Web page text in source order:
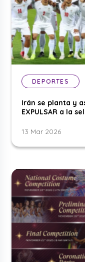
DEPORTES
Irán se planta y
EXPULSAR a la
13 Mar 2026